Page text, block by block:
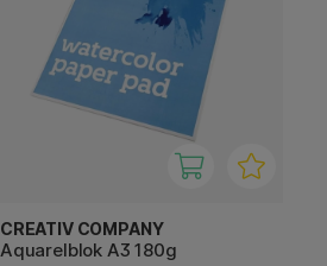
CREATIV COMPANY
Aquarelblok A3 180g